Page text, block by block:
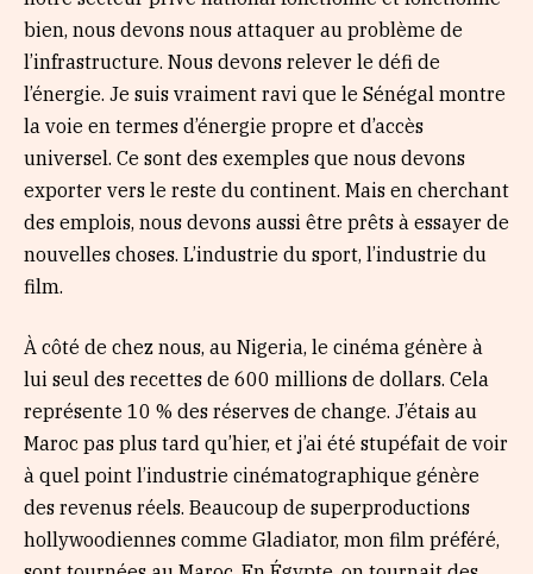
bien, nous devons nous attaquer au problème de
l’infrastructure. Nous devons relever le défi de
l’énergie. Je suis vraiment ravi que le Sénégal montre
la voie en termes d’énergie propre et d’accès
universel. Ce sont des exemples que nous devons
exporter vers le reste du continent. Mais en cherchant
des emplois, nous devons aussi être prêts à essayer de
nouvelles choses. L’industrie du sport, l’industrie du
film.
À côté de chez nous, au Nigeria, le cinéma génère à
lui seul des recettes de 600 millions de dollars. Cela
représente 10 % des réserves de change. J’étais au
Maroc pas plus tard qu’hier, et j’ai été stupéfait de voir
à quel point l’industrie cinématographique génère
des revenus réels. Beaucoup de superproductions
hollywoodiennes comme Gladiator, mon film préféré,